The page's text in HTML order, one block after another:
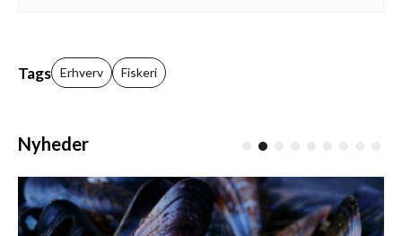
Tags Erhverv Fiskeri
Nyheder